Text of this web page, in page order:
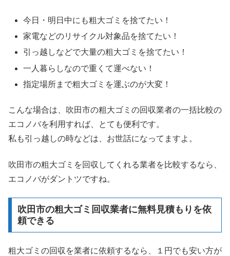
今日・明日中にも粗大ゴミを捨てたい！
家電などのリサイクル対象品を捨てたい！
引っ越しなどで大量の粗大ゴミを捨てたい！
一人暮らしなので重くて運べない！
指定場所まで粗大ゴミを運ぶのが大変！
こんな場合は、吹田市の粗大ゴミの回収業者の一括比較の
エコノバを利用すれば、とても便利です。
私も引っ越しの時などは、お世話になってますよ。
吹田市の粗大ゴミを回収してくれる業者を比較するなら、
エコノバがダントツですね。
吹田市の粗大ゴミ回収業者に無料見積もりを依
頼できる
粗大ゴミの回収を業者に依頼するなら、１円でも安い方が